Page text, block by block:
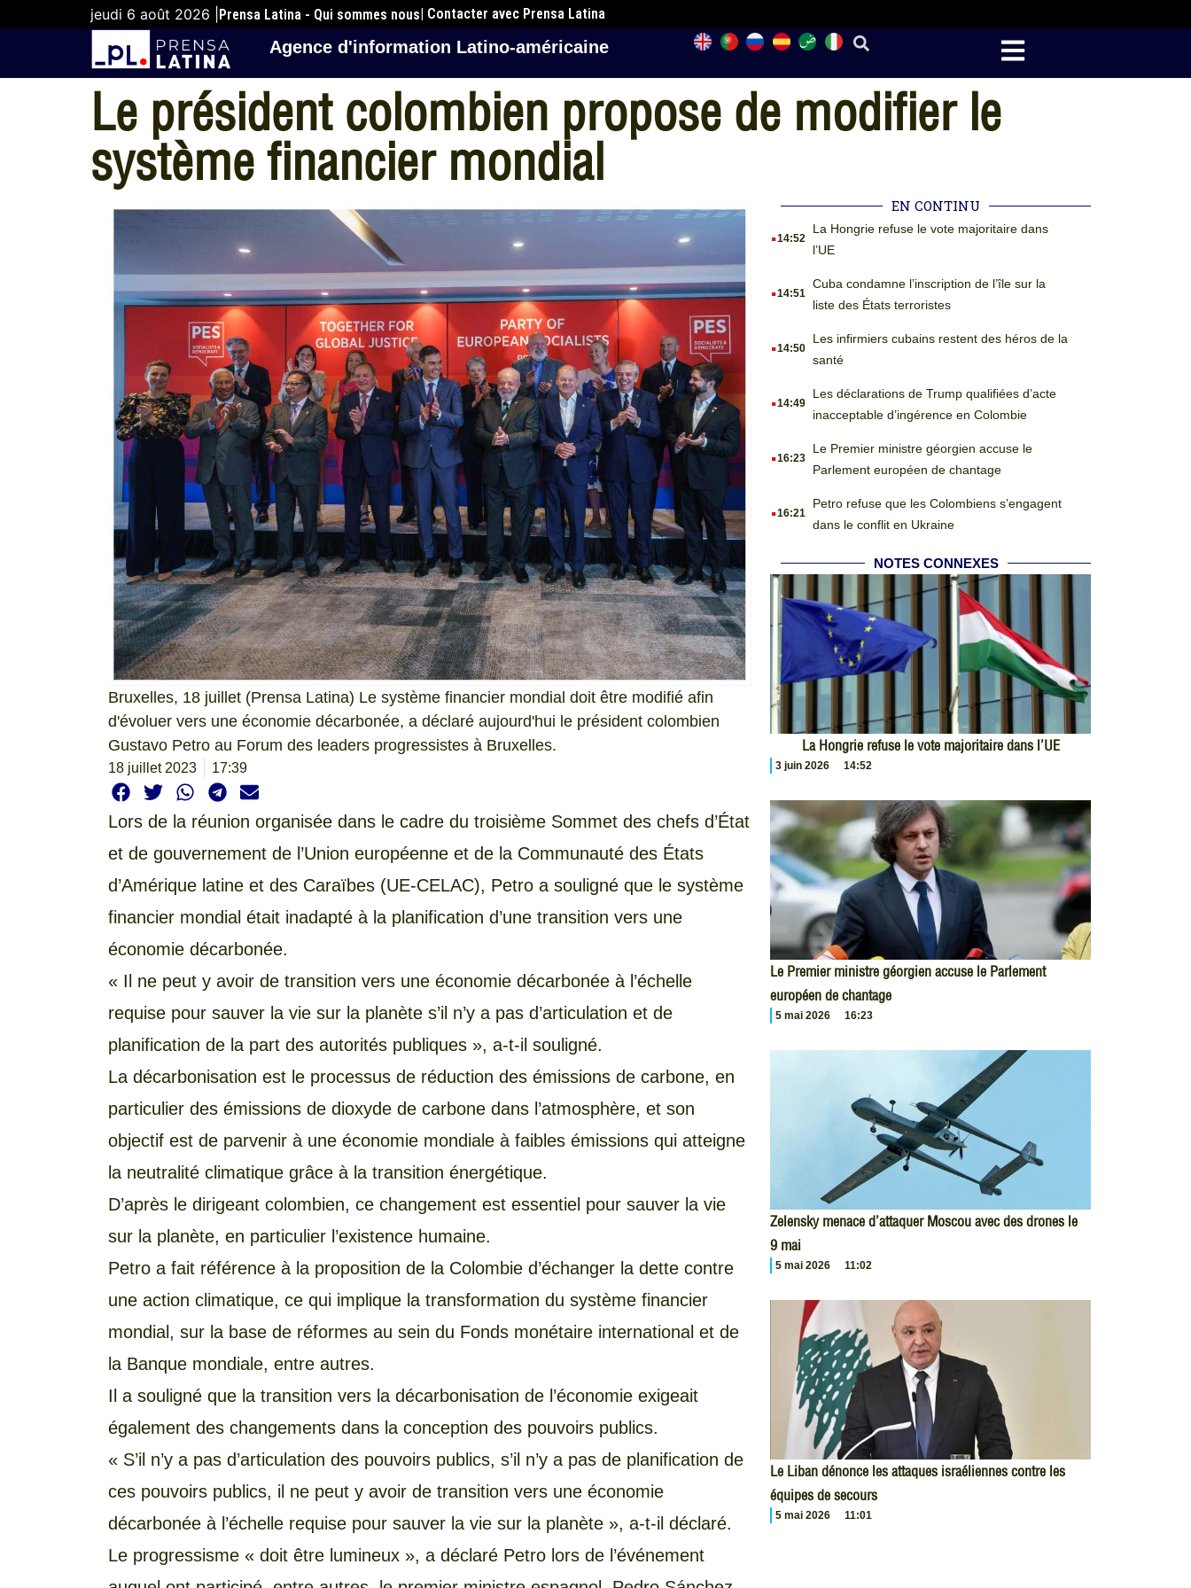
jeudi 6 août 2026 | Prensa Latina - Qui sommes nous| Contacter avec Prensa Latina
Agence d'information Latino-américaine
Le président colombien propose de modifier le
système financier mondial
Bruxelles, 18 juillet (Prensa Latina) Le système financier mondial doit être modifié afin
d'évoluer vers une économie décarbonée, a déclaré aujourd'hui le président colombien
Gustavo Petro au Forum des leaders progressistes à Bruxelles.
18 juillet 2023 17:39
Lors de la réunion organisée dans le cadre du troisième Sommet des chefs d’État
et de gouvernement de l’Union européenne et de la Communauté des États
d’Amérique latine et des Caraïbes (UE-CELAC), Petro a souligné que le système
financier mondial était inadapté à la planification d’une transition vers une
économie décarbonée.
« Il ne peut y avoir de transition vers une économie décarbonée à l’échelle
requise pour sauver la vie sur la planète s’il n’y a pas d’articulation et de
planification de la part des autorités publiques », a-t-il souligné.
La décarbonisation est le processus de réduction des émissions de carbone, en
particulier des émissions de dioxyde de carbone dans l’atmosphère, et son
objectif est de parvenir à une économie mondiale à faibles émissions qui atteigne
la neutralité climatique grâce à la transition énergétique.
D’après le dirigeant colombien, ce changement est essentiel pour sauver la vie
sur la planète, en particulier l’existence humaine.
Petro a fait référence à la proposition de la Colombie d’échanger la dette contre
une action climatique, ce qui implique la transformation du système financier
mondial, sur la base de réformes au sein du Fonds monétaire international et de
la Banque mondiale, entre autres.
Il a souligné que la transition vers la décarbonisation de l’économie exigeait
également des changements dans la conception des pouvoirs publics.
« S’il n’y a pas d’articulation des pouvoirs publics, s’il n’y a pas de planification de
ces pouvoirs publics, il ne peut y avoir de transition vers une économie
décarbonée à l’échelle requise pour sauver la vie sur la planète », a-t-il déclaré.
Le progressisme « doit être lumineux », a déclaré Petro lors de l’événement
EN CONTINU
.14:52
La Hongrie refuse le vote majoritaire dans
l’UE
.14:51
Cuba condamne l’inscription de l’île sur la
liste des États terroristes
.14:50
Les infirmiers cubains restent des héros de la
santé
.14:49
Les déclarations de Trump qualifiées d’acte
inacceptable d’ingérence en Colombie
.16:23
Le Premier ministre géorgien accuse le
Parlement européen de chantage
.16:21
Petro refuse que les Colombiens s’engagent
dans le conflit en Ukraine
NOTES CONNEXES
La Hongrie refuse le vote majoritaire dans l’UE
3 juin 2026 14:52
Le Premier ministre géorgien accuse le Parlement
européen de chantage
5 mai 2026 16:23
Zelensky menace d’attaquer Moscou avec des drones le
9 mai
5 mai 2026 11:02
Le Liban dénonce les attaques israéliennes contre les
équipes de secours
5 mai 2026 11:01